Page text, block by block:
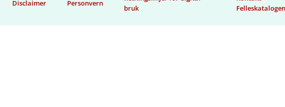
Disclaimer Personvern
bruk
Felleskatalogen